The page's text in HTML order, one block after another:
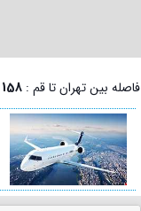
فاصله بین تهران تا قم : 158